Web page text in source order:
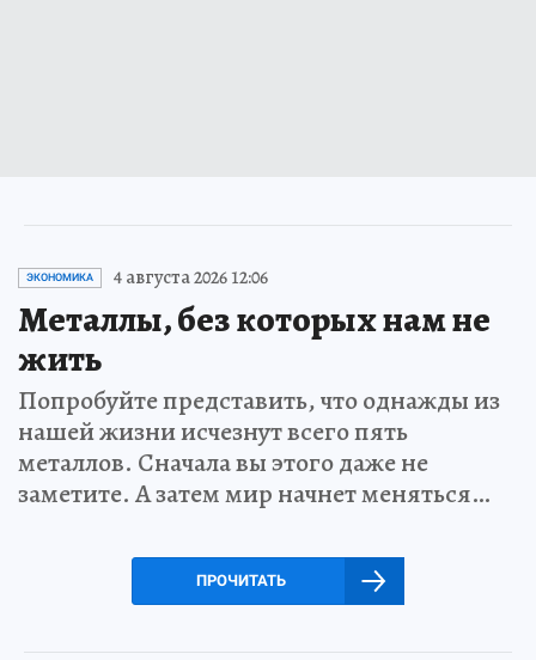
ЭКОНОМИКА 4 августа 2026 12:06
Металлы, без которых нам не
жить
Попробуйте представить, что однажды из
нашей жизни исчезнут всего пять
металлов. Сначала вы этого даже не
заметите. А затем мир начнет меняться…
ПРОЧИТАТЬ